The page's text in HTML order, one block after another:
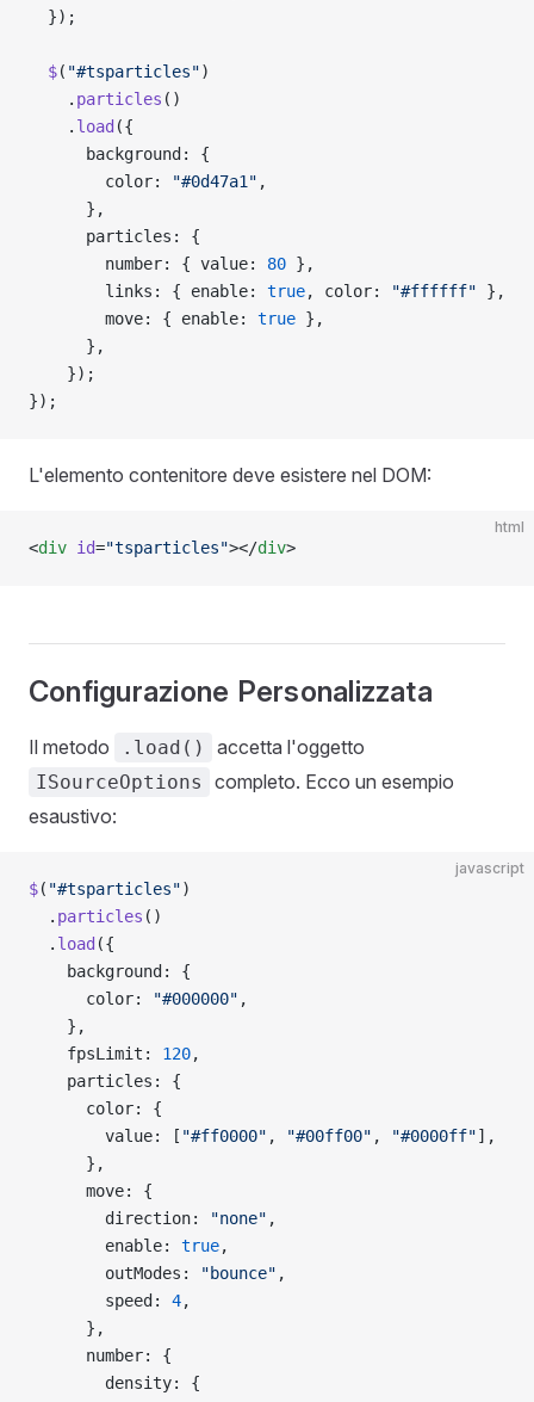
  });
  $
( "#tsparticles")
    .
particles ()
    .
load ({
      background: {
        color:
"#0d47a1" ,
      },
      particles: {
        number: { value:
80 },
        links: { enable:
true, color: "#ffffff" },
        move: { enable:
true },
      },
    });
});
L'elemento contenitore deve esistere nel DOM:
html
<div id="tsparticles"></div>
Configurazione Personalizzata
Il metodo .load() accetta l'oggetto
ISourceOptions
completo. Ecco un esempio
esaustivo:
javascript
$( "#tsparticles")
  .
particles ()
  .
load ({
    background: {
      color:
"#000000" ,
    },
    fpsLimit:
120,
    particles: {
      color: {
        value: [
"#ff0000" , "#00ff00" , "#0000ff"],
      },
      move: {
        direction:
"none" ,
        enable:
true,
        outModes:
"bounce" ,
        speed:
4,
      },
      number: {
        density: {